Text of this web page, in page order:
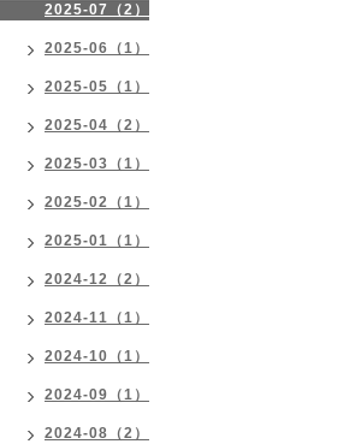
2025-07（2）
2025-06（1）
2025-05（1）
2025-04（2）
2025-03（1）
2025-02（1）
2025-01（1）
2024-12（2）
2024-11（1）
2024-10（1）
2024-09（1）
2024-08（2）